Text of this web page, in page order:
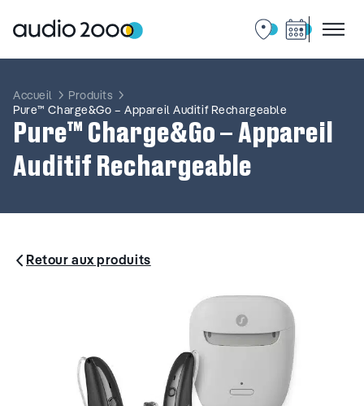
contenu
Accueil
Produits
Pure™ Charge&Go – Appareil Auditif Rechargeable
Pure™ Charge&Go – Appareil
Auditif Rechargeable
Retour aux produits